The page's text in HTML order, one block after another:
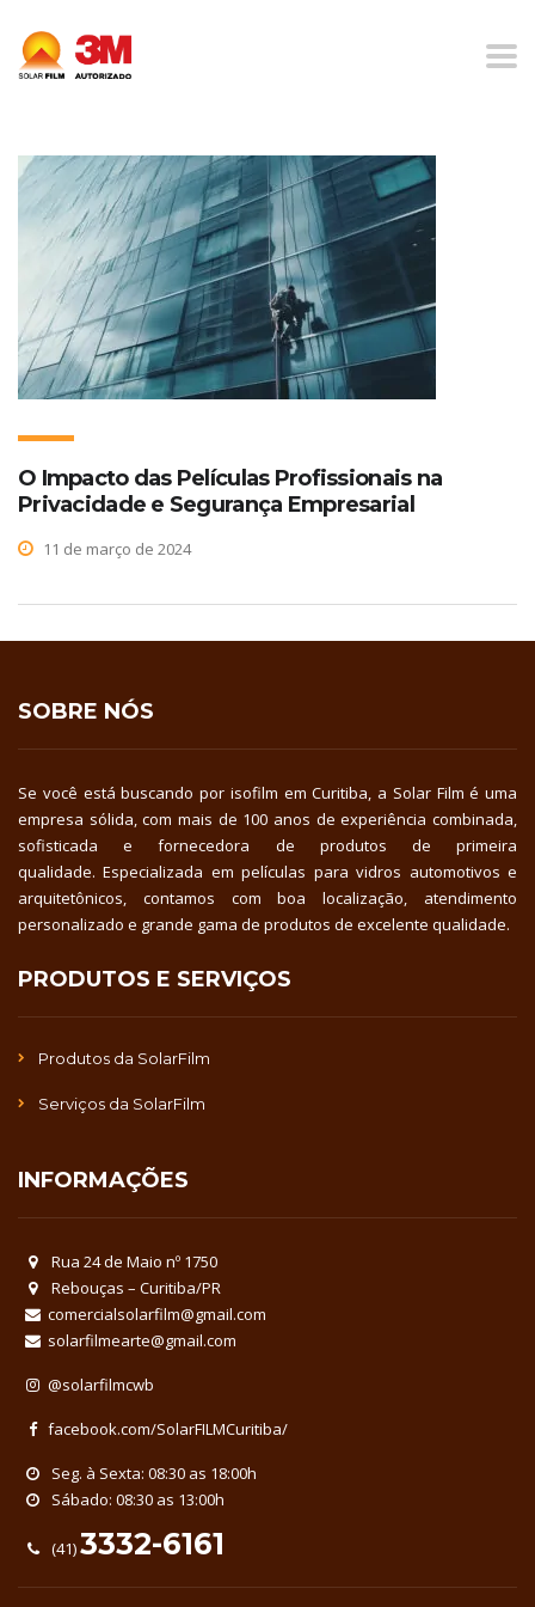
Home Blog
O Impacto das Películas Profissionais na
Privacidade e Segurança Empresarial
11 de março de 2024
SOBRE NÓS
Se você está buscando por isofilm em Curitiba, a Solar Film é uma
empresa sólida, com mais de 100 anos de experiência combinada,
sofisticada e fornecedora de produtos de primeira
qualidade. Especializada em películas para vidros automotivos e
arquitetônicos, contamos com boa localização, atendimento
personalizado e grande gama de produtos de excelente qualidade.
PRODUTOS E SERVIÇOS
Produtos da SolarFilm
Serviços da SolarFilm
INFORMAÇÕES
Rua 24 de Maio nº 1750
Rebouças – Curitiba/PR
comercialsolarfilm@gmail.com
solarfilmearte@gmail.com
@solarfilmcwb
facebook.com/SolarFILMCuritiba/
Seg. à Sexta: 08:30 as 18:00h
Sábado: 08:30 as 13:00h
(41)3332-6161